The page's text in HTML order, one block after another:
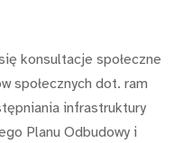
konsultacje społeczne
społecznych dot. ram
infrastruktury
Planu Odbudowy i